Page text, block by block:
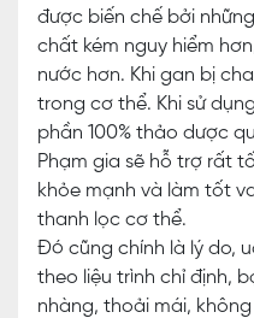
được biến chế bởi
chất kém nguy hiểm
nước hơn. Khi gan bị
trong cơ thể. Khi sử
phần 100% thảo dược
Phạm gia sẽ hỗ trợ rất
khỏe mạnh và làm tốt
thanh lọc cơ thể.
Đó cũng chính là lý do,
theo liệu trình chỉ định,
nhàng, thoải mái,